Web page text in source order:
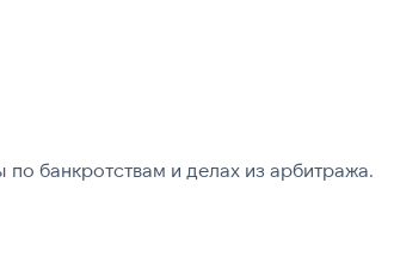
банкротствам и делах из арбитража.